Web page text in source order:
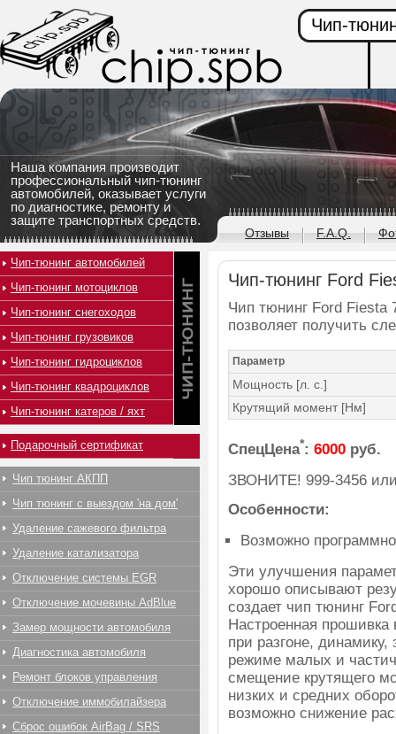
Наша компания производит
профессиональный чип-тюнинг
автомобилей, оказывает услуги
по диагностике, ремонту и
защите транспортных средств.
Чип-
Отзывы F.A.Q.
Чип-тюнинг Ford
Чип тюнинг Ford Fiesta
позволяет получить
Параметр
Мощность [л. с.]
Крутящий момент [Нм]
СпецЦена*: 6000 руб.
ЗВОНИТЕ! 999-3456
Особенности:
Возможно
Эти улучшения
хорошо описывают
создает чип тюнинг
Настроенная прошивка
при разгоне, динамику,
режиме малых и
смещение крутящего
низких и средних
возможно снижение
Чип-тюнинг автомобилей
Чип-тюнинг мотоциклов
Чип-тюнинг снегоходов
Чип-тюнинг грузовиков
Чип-тюнинг гидроциклов
Чип-тюнинг квадроциклов
Чип-тюнинг катеров / яхт
Подарочный сертификат
Чип тюнинг АКПП
Чип тюнинг с выездом 'на дом'
Удаление сажевого фильтра
Удаление катализатора
Отключение системы EGR
Отключение мочевины AdBlue
Замер мощности автомобиля
Диагностика автомобиля
Ремонт блоков управления
Отключение иммобилайзера
Сброс ошибок AirBag / SRS